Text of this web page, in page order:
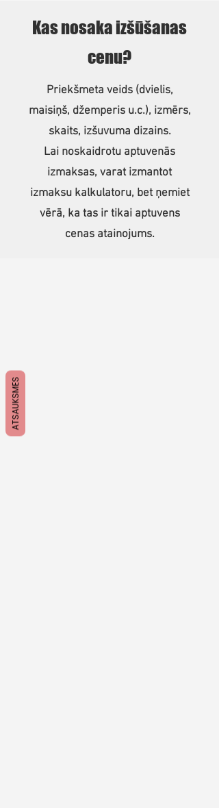
Kas nosaka izšūšanas
cenu?
Priekšmeta veids (dvielis,
maisiņš, džemperis u.c.), izmērs,
skaits, izšuvuma dizains.
Lai noskaidrotu aptuvenās
izmaksas, varat izmantot
izmaksu kalkulatoru, bet ņemiet
vērā, ka tas ir tikai aptuvens
cenas atainojums.
ATSAUKSMES